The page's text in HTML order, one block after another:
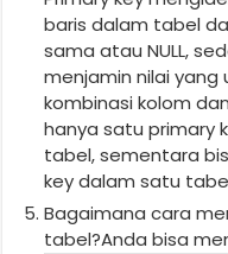
baris dalam tabel
sama atau NULL,
menjamin nilai yang
kombinasi kolom
hanya satu primary
tabel, sementara
key dalam satu
Bagaimana cara
tabel?Anda bisa